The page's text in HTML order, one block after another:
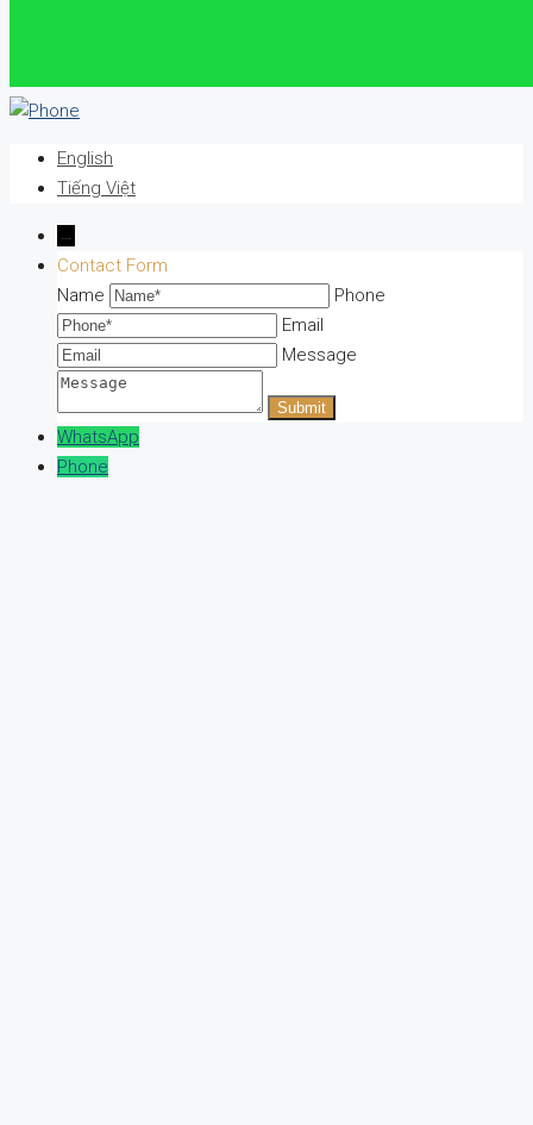
English
Tiếng Việt
→
Contact Form
Name
Phone
Email
Message
WhatsApp
Phone